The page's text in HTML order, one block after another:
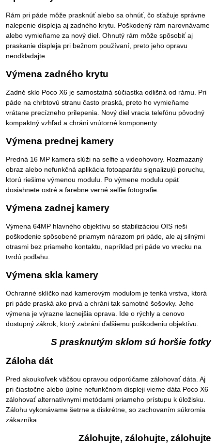
Rám pri páde môže prasknúť alebo sa ohnúť, čo sťažuje správne
nalepenie displeja aj zadného krytu. Poškodený rám narovnávame
alebo vymieňame za nový diel. Ohnutý rám môže spôsobiť aj
praskanie displeja pri bežnom používaní, preto jeho opravu
neodkladajte.
Výmena zadného krytu
Zadné sklo Poco X6 je samostatná súčiastka odlišná od rámu. Pri
páde na chrbtovú stranu často praská, preto ho vymieňame
vrátane precízneho prilepenia. Nový diel vracia telefónu pôvodný
kompaktný vzhľad a chráni vnútorné komponenty.
Výmena prednej kamery
Predná 16 MP kamera slúži na selfie a videohovory. Rozmazaný
obraz alebo nefunkčná aplikácia fotoaparátu signalizujú poruchu,
ktorú riešime výmenou modulu. Po výmene modulu opäť
dosiahnete ostré a farebne verné selfie fotografie.
Výmena zadnej kamery
Výmena 64MP hlavného objektívu so stabilizáciou OIS rieši
poškodenie spôsobené priamym nárazom pri páde, ale aj silnými
otrasmi bez priameho kontaktu, napríklad pri páde vo vrecku na
tvrdú podlahu.
Výmena skla kamery
Ochranné sklíčko nad kamerovým modulom je tenká vrstva, ktorá
pri páde praská ako prvá a chráni tak samotné šošovky. Jeho
výmena je výrazne lacnejšia oprava. Ide o rýchly a cenovo
dostupný zákrok, ktorý zabráni ďalšiemu poškodeniu objektívu.
S prasknutým sklom sú horšie fotky
Záloha dát
Pred akoukoľvek väčšou opravou odporúčame zálohovať dáta. Aj
pri čiastočne alebo úplne nefunkčnom displeji vieme dáta Poco X6
zálohovať alternatívnymi metódami priameho prístupu k úložisku.
Zálohu vykonávame šetrne a diskrétne, so zachovaním súkromia
zákazníka.
Zálohujte, zálohujte, zálohujte